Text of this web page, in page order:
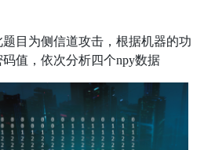
目为侧信道攻击，根据机器的功
值，依次分析四个npy数据